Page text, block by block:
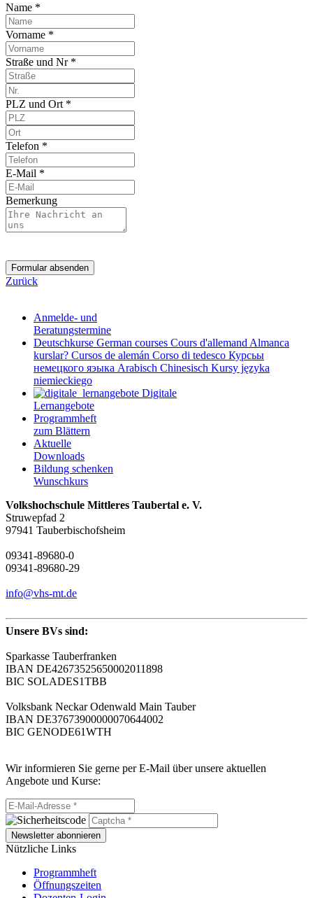
Name *
Vorname *
Straße und Nr *
PLZ und Ort *
Telefon *
E-Mail *
Bemerkung
Formular absenden
Zurück
Anmelde- und
Beratungstermine
Deutschkurse German courses Cours d'allemand Almanca
kurslar? Cursos de alemán Corso di tedesco Курсьы
немецкого яэыка Arabisch Chinesisch Kursy języka
niemieckiego
Digitale
Lernangebote
Programmheft
zum Blättern
Aktuelle
Downloads
Bildung schenken
Wunschkurs
Volkshochschule Mittleres Taubertal e. V.
Struwepfad 2
97941 Tauberbischofsheim
09341-89680-0
09341-89680-29
info@vhs-mt.de
Unsere BVs sind:
Sparkasse Tauberfranken
IBAN DE42673525650002011898
BIC SOLADES1TBB
Volksbank Neckar Odenwald Main Tauber
IBAN DE37673900000070644002
BIC GENODE61WTH
Wir informieren Sie gerne per E-Mail über unsere aktuellen
Angebote und Kurse:
Newsletter abonnieren
Nützliche Links
Programmheft
Öffnungszeiten